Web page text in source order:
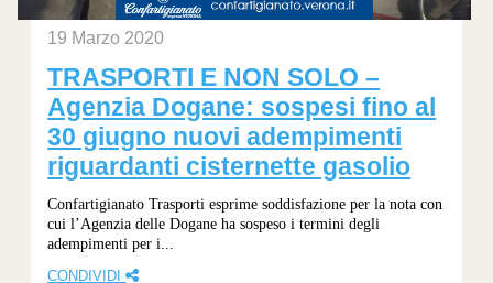
19 Marzo 2020
TRASPORTI E NON SOLO –
Agenzia Dogane: sospesi fino al
30 giugno nuovi adempimenti
riguardanti cisternette gasolio
Confartigianato Trasporti esprime soddisfazione per la nota con
cui l’Agenzia delle Dogane ha sospeso i termini degli
adempimenti per i...
CONDIVIDI